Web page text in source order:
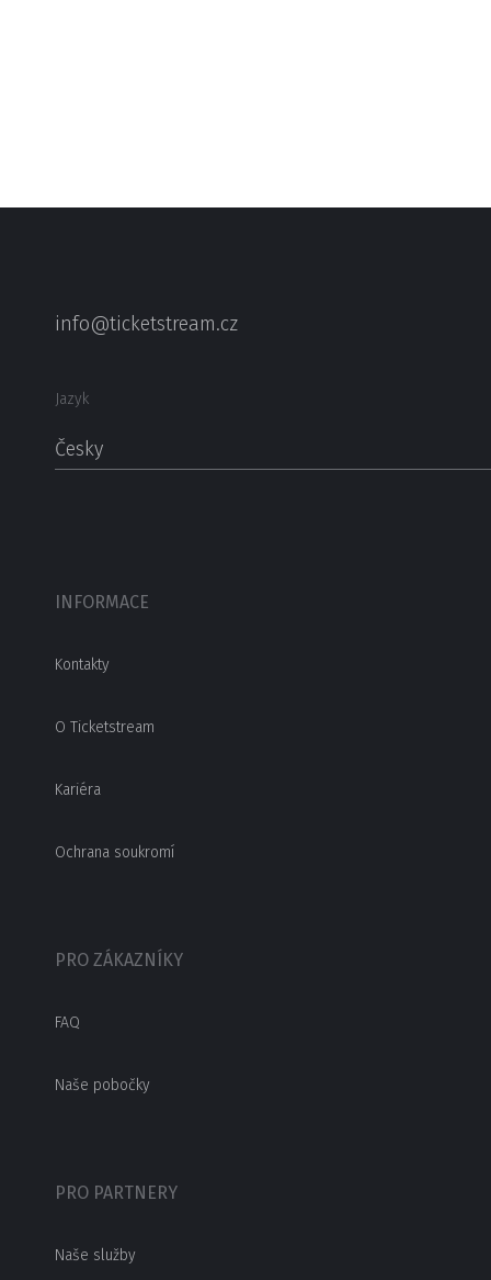
info@ticketstream.cz
Jazyk
Česky
INFORMACE
Kontakty
O Ticketstream
Kariéra
Ochrana soukromí
PRO ZÁKAZNÍKY
FAQ
Naše pobočky
PRO PARTNERY
Naše služby